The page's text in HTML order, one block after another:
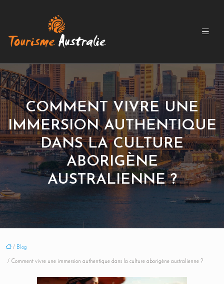
COMMENT VIVRE UNE
IMMERSION AUTHENTIQUE
DANS LA CULTURE
ABORIGÈNE
AUSTRALIENNE ?
/ Blog
/ Comment vivre une immersion authentique dans la culture aborigène australienne ?